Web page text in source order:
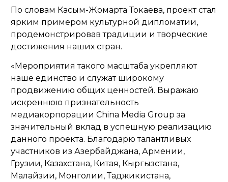
По словам Касым-Жомарта Токаева, проект стал
ярким примером культурной дипломатии,
продемонстрировав традиции и творческие
достижения наших стран.
«Мероприятия такого масштаба укрепляют
наше единство и служат широкому
продвижению общих ценностей. Выражаю
искреннюю признательность
медиакорпорации China Media Group за
значительный вклад в успешную реализацию
данного проекта. Благодарю талантливых
участников из Азербайджана, Армении,
Грузии, Казахстана, Китая, Кыргызстана,
Малайзии, Монголии, Таджикистана,